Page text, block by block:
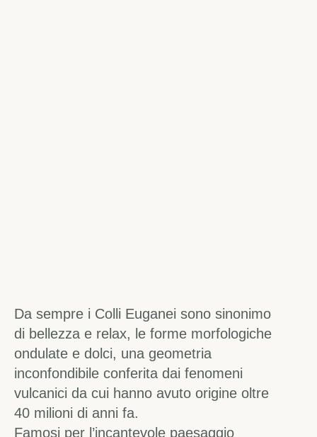
Da sempre i Colli Euganei sono sinonimo
di bellezza e relax, le forme morfologiche
ondulate e dolci, una geometria
inconfondibile conferita dai fenomeni
vulcanici da cui hanno avuto origine oltre
40 milioni di anni fa.
Famosi per l’incantevole paesaggio